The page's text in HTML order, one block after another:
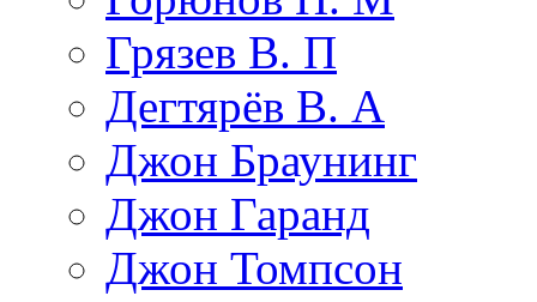
Грязев В. П
Дегтярёв В. А
Джон Браунинг
Джон Гаранд
Джон Томпсон